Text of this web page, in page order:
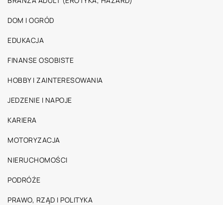
DOM I OGRÓD
EDUKACJA
FINANSE OSOBISTE
HOBBY I ZAINTERESOWANIA
JEDZENIE I NAPOJE
KARIERA
MOTORYZACJA
NIERUCHOMOŚCI
PODRÓŻE
PRAWO, RZĄD I POLITYKA